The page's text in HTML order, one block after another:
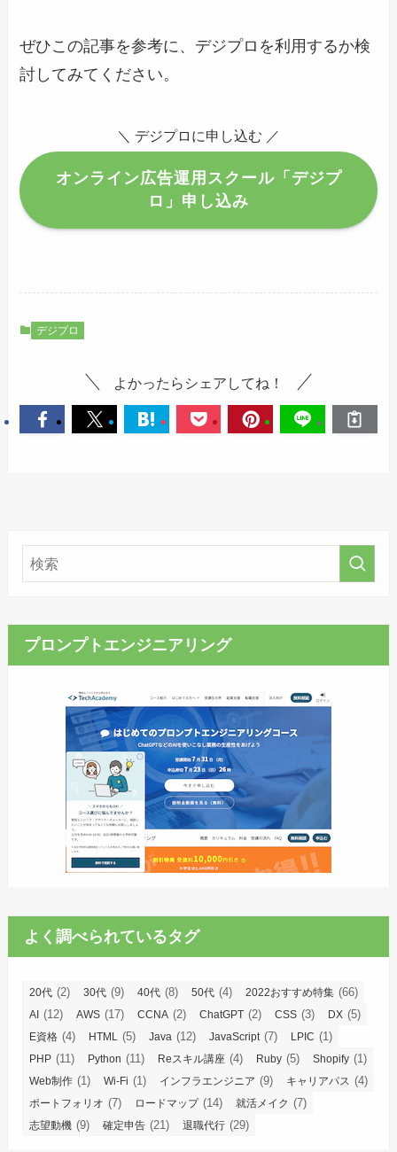
ぜひこの記事を参考に、デジプロを利用するか検
討してみてください。
＼ デジプロに申し込む ／
オンライン広告運用スクール「デジプ
ロ」申し込み
デジプロ
よかったらシェアしてね！
プロンプトエンジニアリング
よく調べられているタグ
20代 (2) 30代 (9) 40代 (8) 50代 (4) 2022おすすめ特集 (66)
AI (12) AWS (17) CCNA (2) ChatGPT (2) CSS (3) DX (5)
E資格 (4) HTML (5) Java (12) JavaScript(7) LPIC (1)
PHP (11) Python (11) Reスキル講座 (4) Ruby (5) Shopify (1)
Web制作 (1) Wi-Fi (1) インフラエンジニア (9) キャリアパス (4)
ポートフォリオ (7) ロードマップ(14) 就活メイク (7)
志望動機 (9) 確定申告 (21) 退職代行 (29)